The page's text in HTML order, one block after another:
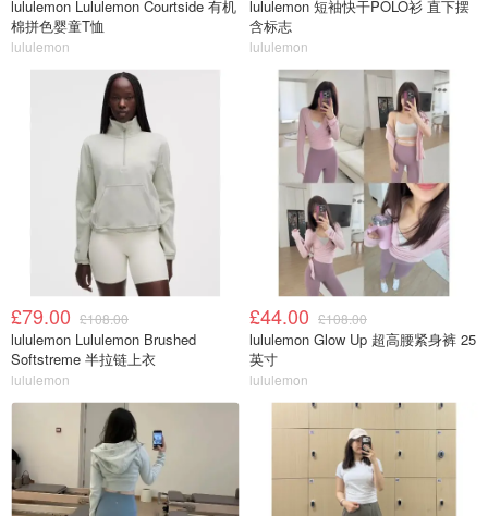
lululemon Lululemon Courtside 有机
棉拼色婴童T恤
lululemon
lululemon 短袖快干POLO衫 直下摆
含标志
lululemon
£79.00 £108.00
lululemon Lululemon Brushed
Softstreme 半拉链上衣
lululemon
£44.00 £108.00
lululemon Glow Up 超高腰紧身裤 25
英寸
lululemon